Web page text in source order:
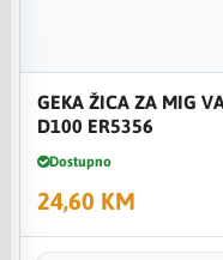
GEKA ŽICA ZA MIG
D100 ER5356
Dostupno
24,60 KM